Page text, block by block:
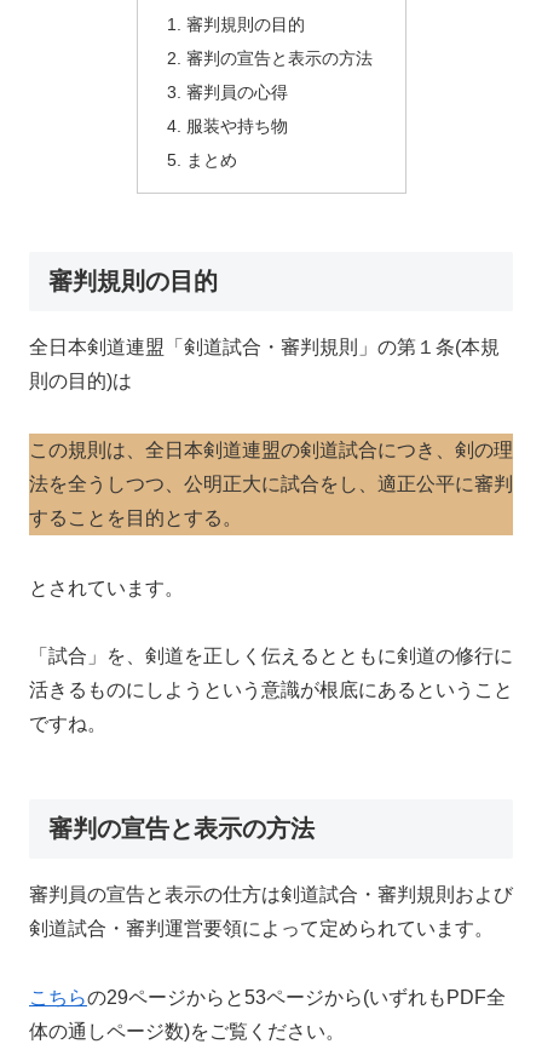
審判規則の目的
審判の宣告と表示の方法
審判員の心得
服装や持ち物
まとめ
審判規則の目的
全日本剣道連盟「剣道試合・審判規則」の第１条(本規
則の目的)は
この規則は、全日本剣道連盟の剣道試合につき、剣の理
法を全うしつつ、公明正大に試合をし、適正公平に審判
することを目的とする。
とされています。
「試合」を、剣道を正しく伝えるとともに剣道の修行に
活きるものにしようという意識が根底にあるということ
ですね。
審判の宣告と表示の方法
審判員の宣告と表示の仕方は剣道試合・審判規則および
剣道試合・審判運営要領によって定められています。
こちらの29ページからと53ページから(いずれもPDF全
体の通しページ数)をご覧ください。